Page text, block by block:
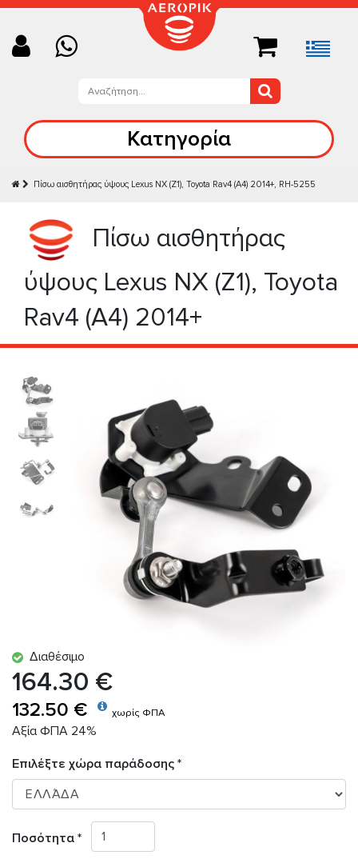
Κατηγορία
Πίσω αισθητήρας ύψους Lexus NX (Z1), Toyota Rav4 (A4) 2014+, RH-5255
Πίσω αισθητήρας
ύψους Lexus NX (Z1), Toyota
Rav4 (A4) 2014+
Διαθέσιμο
164.30 €
132.50 € χωρίς ΦΠΑ
Αξία ΦΠΑ 24%
Επιλέξτε χώρα παράδοσης *
Ποσότητα *